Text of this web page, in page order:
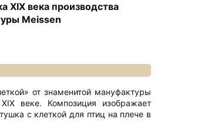
XIX века производства
Meissen
от знаменитой мануфактуры
веке. Композиция изображает
с клеткой для птиц на плече в